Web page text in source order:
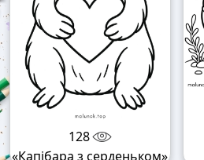
128
«Капібара з серденьком»